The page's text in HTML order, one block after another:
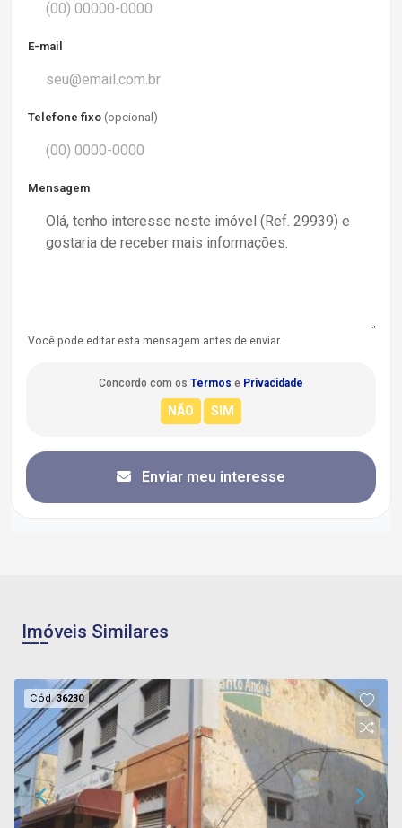
E-mail
Telefone fixo (opcional)
Mensagem
Você pode editar esta mensagem antes de enviar.
Concordo com os Termos e Privacidade
Enviar meu interesse
Imóveis Similares
Cód.36230